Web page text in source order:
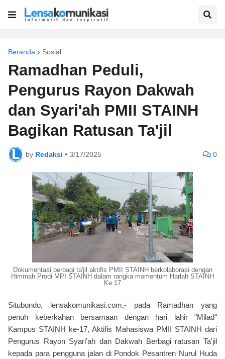
Beranda Sosial
Ramadhan Peduli,
Pengurus Rayon Dakwah
dan Syari'ah PMII STAINH
Bagikan Ratusan Ta'jil
by Redaksi • 3/17/2025 0
Dokumentasi berbagi ta'jil aktifis PMII STAINH berkolaborasi dengan
Himmah Prodi MPI STAINH dalam rangka momentum Harlah STAINH
Ke 17
Situbondo, lensakomunikasi.com,- pada Ramadhan yang
penuh keberkahan bersamaan dengan hari lahir "Milad"
Kampus STAINH ke-17, Aktifis Mahasiswa PMII STAINH dari
Pengurus Rayon Syari'ah dan Dakwah Berbagi ratusan Ta'jil
kepada para pengguna jalan di Pondok Pesantren Nurul Huda